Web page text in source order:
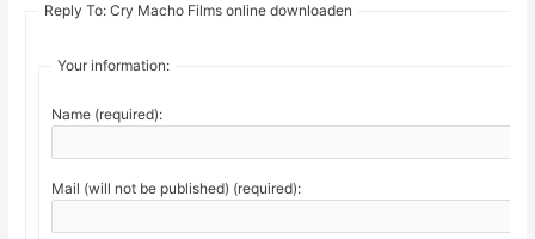
Reply To: Cry Macho Films online downloaden
Your information:
Name (required):
Mail (will not be published) (required):